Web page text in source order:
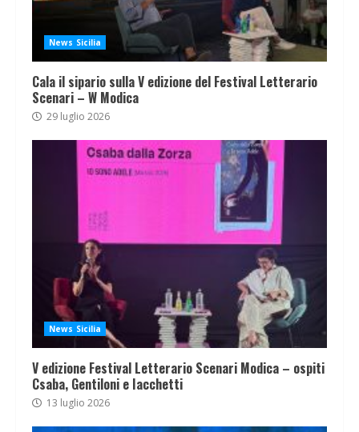
News Sicilia
Cala il sipario sulla V edizione del Festival Letterario
Scenari – W Modica
29 luglio 2026
News Sicilia
V edizione Festival Letterario Scenari Modica – ospiti
Csaba, Gentiloni e Iacchetti
13 luglio 2026